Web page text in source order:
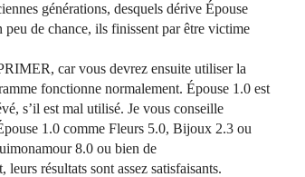
générations, desquels dérive Épouse
de chance, ils finissent par être victime
car vous devrez ensuite utiliser la
fonctionne normalement. Épouse 1.0 est
s’il est mal utilisé. Je vous conseille
1.0 comme Fleurs 5.0, Bijoux 2.3 ou
8.0 ou bien de
résultats sont assez satisfaisants.